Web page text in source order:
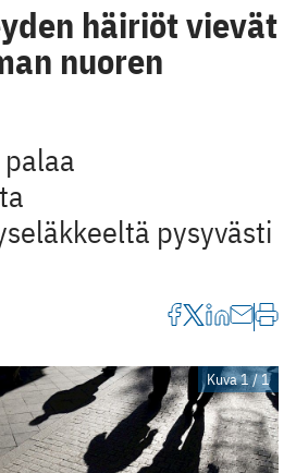
häiriöt vievät
nuoren
pysyvästi
Kuva 1 / 1